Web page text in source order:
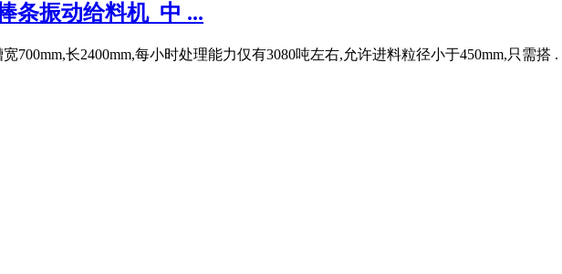
条振动给料机_中 ...
长2400mm,每小时处理能力仅有3080吨左右,允许进料粒径小于450mm,只需搭 .